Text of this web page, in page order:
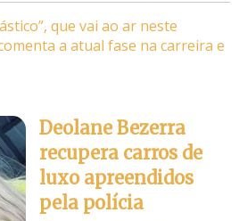
que vai ao ar neste
a atual fase na carreira e
Deolane Bezerra
recupera carros de
luxo apreendidos
pela polícia